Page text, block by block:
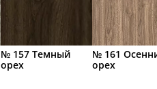
№ 157 Темный
орех
№ 161
орех